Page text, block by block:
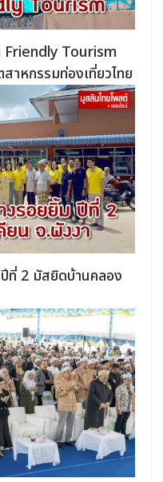
Friendly Tourism
หกรรมท่องเที่ยวไทย
ที่ 2 มัสยิดบ้านคลอง